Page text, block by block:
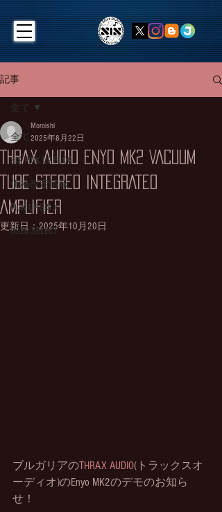
記事
全て
SIS PICK UP BLOG
価格改定情報
PICK UP SIS X
USED SELECT
全て
THRAX AUDIO ENYO MK2 VACUUM
TUBE STEREO INTEGRATED
AMPLIFIER
Moroishi
2025年8月22日
更新日：2025年10月20日
ブルガリアのTHRAX AUDIO(トラックスオ
ーディオ)のEnyo MK2のデモのお知ら
せ！